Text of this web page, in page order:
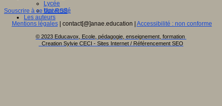
Lycée
Université
Les auteurs
Souscrire à ce flux RSS
Mentions légales| contact[@]anae.education | Accessibilité : non conforme
© 2023 Educavox, Ecole, pédagogie, enseignement, formation
Creation Sylvie CECI - Sites Internet / Référencement SEO